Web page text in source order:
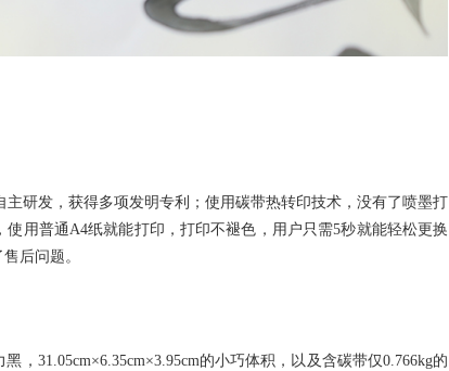
研发，获得多项发明专利；使用碳带热转印技术，没有了喷墨打
用普通A4纸就能打印，打印不褪色，用户只需5秒就能轻松更换
后问题。
黑 ， 31.05cm×6.35cm×3.95cm的小巧体积 ， 以及含碳带仅0.766kg的